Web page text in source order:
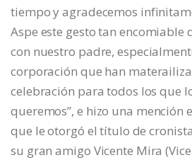
tiempo y agradecemos
Aspe este gesto tan encomiable
con nuestro padre,
corporación que han
celebración para todos los que
queremos”, e hizo una mención
que le otorgó el título de
su gran amigo Vicente Mira